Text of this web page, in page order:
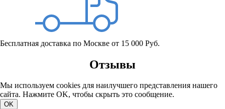
Бесплатная доставка по Москве от 15 000 Руб.
Отзывы
Мы используем cookies для наилучшего представления нашего
сайта. Нажмите OK, чтобы скрыть это сообщение.
OK